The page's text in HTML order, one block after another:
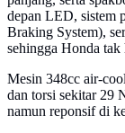
depan LED, sistem
Braking System),
sehingga Honda
Mesin 348cc air-
dan torsi sekitar 29
namun reponsif di